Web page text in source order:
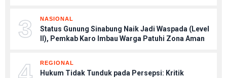
3 NASIONAL
Status Gunung Sinabung Naik Jadi Waspada (Level
II), Pemkab Karo Imbau Warga Patuhi Zona Aman
REGIONAL
Hukum Tidak Tunduk pada Persepsi: Kritik